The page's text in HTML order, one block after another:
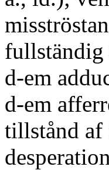
d-em
d-em
tillstånd af